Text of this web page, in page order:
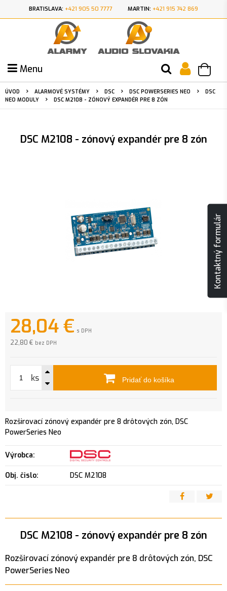
BRATISLAVA: +421 905 50 7777 MARTIN: +421 915 742 869
Menu
ÚVOD ALARMOVÉ SYSTÉMY DSC DSC POWERSERIES NEO
DSC
NEO MODULY
DSC M2108 - ZÓNOVÝ EXPANDÉR PRE 8 ZÓN
DSC M2108 - zónový expandér pre 8 zón
28,04€ s DPH
22,80 € bez DPH
ks Pridať do košíka
Rozširovací zónový expandér pre 8 drôtových zón, DSC
PowerSeries Neo
Výrobca:
Obj. čislo: DSC M2108
DSC M2108 - zónový expandér pre 8 zón
Rozširovací zónový expandér pre 8 drôtových zón, DSC
PowerSeries Neo
Kontaktný formulár